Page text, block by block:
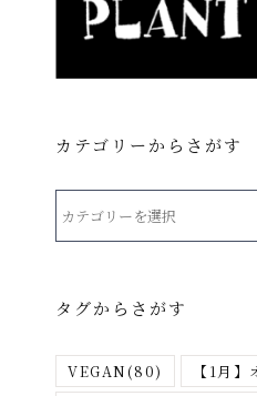
カテゴリーからさがす
ー
ら
タグからさがす
VEGAN(80) 【1月